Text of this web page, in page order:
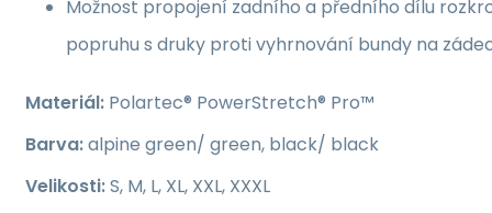
Možnost propojení zadního a předního dílu
popruhu s druky proti vyhrnování bundy na
Materiál: Polartec® PowerStretch® Pro™
Barva:alpine green/ green, black/ black
Velikosti:S, M, L, XL, XXL, XXXL